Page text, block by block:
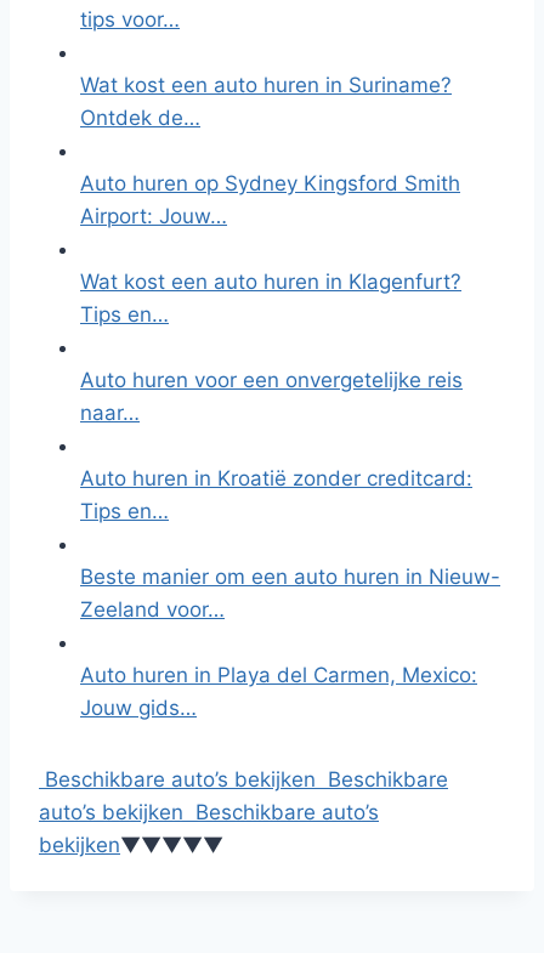
tips voor…
Wat kost een auto huren in Suriname?
Ontdek de…
Auto huren op Sydney Kingsford Smith
Airport: Jouw…
Wat kost een auto huren in Klagenfurt?
Tips en…
Auto huren voor een onvergetelijke reis
naar…
Auto huren in Kroatië zonder creditcard:
Tips en…
Beste manier om een auto huren in Nieuw-
Zeeland voor…
Auto huren in Playa del Carmen, Mexico:
Jouw gids…
Beschikbare auto’s bekijken Beschikbare
auto’s bekijken Beschikbare auto’s
bekijken▼▼▼▼▼